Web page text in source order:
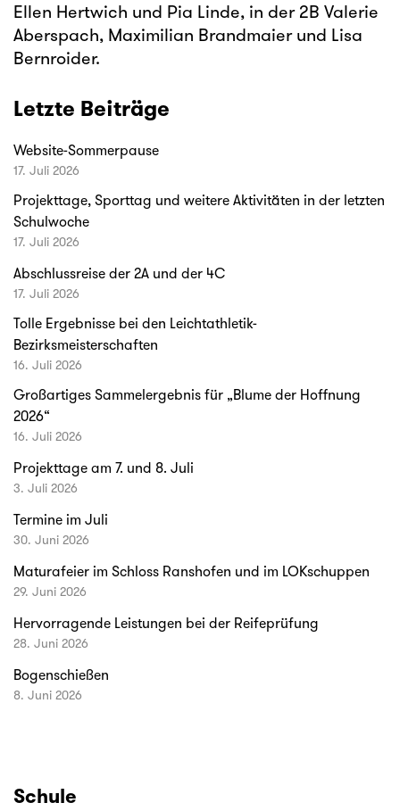
Ellen Hertwich und Pia Linde, in der 2B Valerie
Aberspach, Maximilian Brandmaier und Lisa
Bernroider.
Letzte Beiträge
Website-Sommerpause
17. Juli 2026
Projekttage, Sporttag und weitere Aktivitäten in der letzten
Schulwoche
17. Juli 2026
Abschlussreise der 2A und der 4C
17. Juli 2026
Tolle Ergebnisse bei den Leichtathletik-
Bezirksmeisterschaften
16. Juli 2026
Großartiges Sammelergebnis für „Blume der Hoffnung
2026“
16. Juli 2026
Projekttage am 7. und 8. Juli
3. Juli 2026
Termine im Juli
30. Juni 2026
Maturafeier im Schloss Ranshofen und im LOKschuppen
29. Juni 2026
Hervorragende Leistungen bei der Reifeprüfung
28. Juni 2026
Bogenschießen
8. Juni 2026
Schule